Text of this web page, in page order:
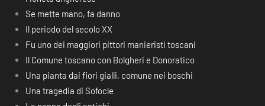
Se mette mano, fa danno
Il periodo del secolo XX
Fu uno dei maggiori pittori manieristi toscani
Il Comune toscano con Bolgheri e Donoratico
Una pianta dai fiori gialli, comune nei boschi
Una tragedia di Sofocle